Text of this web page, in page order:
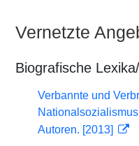
Vernetzte
Biografische
Verbannte und
Autoren. [2013]